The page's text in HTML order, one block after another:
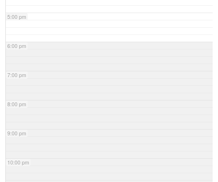
5:00 pm
6:00 pm
7:00 pm
8:00 pm
9:00 pm
10:00 pm